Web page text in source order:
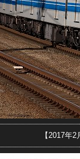
【2017年